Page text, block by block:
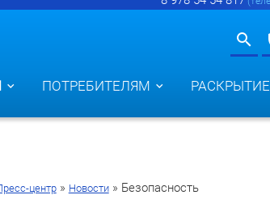
ПОТРЕБИТЕЛЯМ
центр» Новости» Безопасность